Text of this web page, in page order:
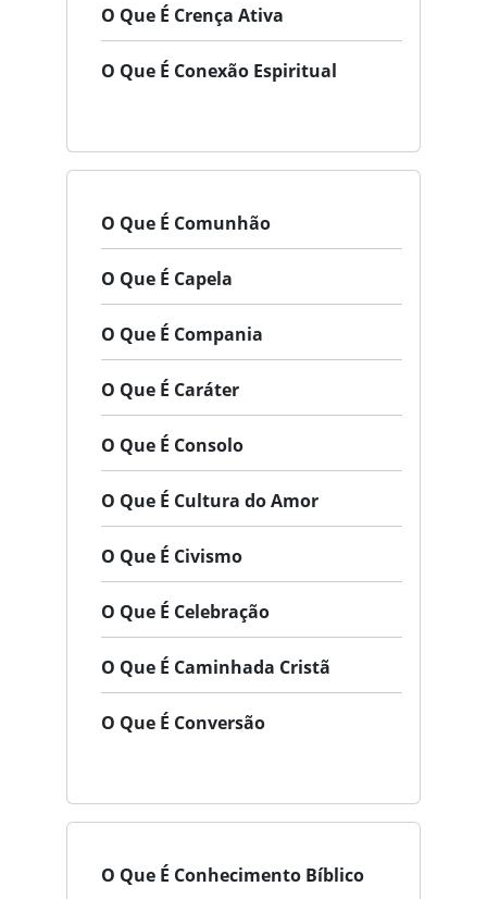
O Que É Crença Ativa
O Que É Conexão Espiritual
O Que É Comunhão
O Que É Capela
O Que É Compania
O Que É Caráter
O Que É Consolo
O Que É Cultura do Amor
O Que É Civismo
O Que É Celebração
O Que É Caminhada Cristã
O Que É Conversão
O Que É Conhecimento Bíblico